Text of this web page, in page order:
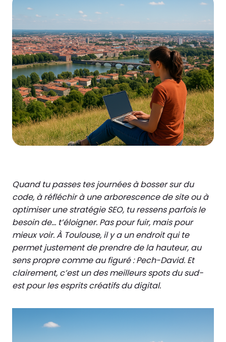
Quand tu passes tes journées à bosser sur du
code, à réfléchir à une arborescence de site ou à
optimiser une stratégie SEO, tu ressens parfois le
besoin de… t’éloigner. Pas pour fuir, mais pour
mieux voir. À Toulouse, il y a un endroit qui te
permet justement de prendre de la hauteur, au
sens propre comme au figuré : Pech-David. Et
clairement, c’est un des meilleurs spots du sud-
est pour les esprits créatifs du digital.